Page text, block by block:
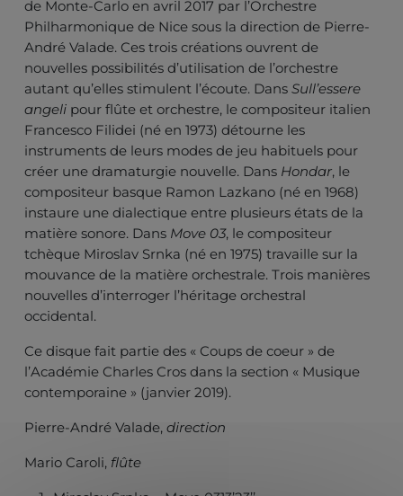
de Monte-Carlo en avril 2017 par l’Orchestre
Philharmonique de Nice sous la direction de Pierre-
André Valade. Ces trois créations ouvrent de
nouvelles possibilités d’utilisation de l’orchestre
autant qu’elles stimulent l’écoute. Dans Sull’essere
angeli pour flûte et orchestre, le compositeur italien
Francesco Filidei (né en 1973) détourne les
instruments de leurs modes de jeu habituels pour
créer une dramaturgie nouvelle. Dans Hondar, le
compositeur basque Ramon Lazkano (né en 1968)
instaure une dialectique entre plusieurs états de la
matière sonore. Dans Move 03, le compositeur
tchèque Miroslav Srnka (né en 1975) travaille sur la
mouvance de la matière orchestrale. Trois manières
nouvelles d’interroger l’héritage orchestral
occidental.
Ce disque fait partie des « Coups de coeur » de
l’Académie Charles Cros dans la section « Musique
contemporaine » (janvier 2019).
Pierre-André Valade, direction
Mario Caroli, flûte